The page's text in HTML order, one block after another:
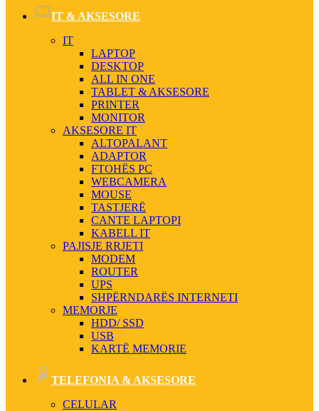
IT & AKSESORE
IT
LAPTOP
DESKTOP
ALL IN ONE
TABLET & AKSESORE
PRINTER
MONITOR
AKSESORE IT
ALTOPALANT
ADAPTOR
FTOHËS PC
WEBCAMERA
MOUSE
TASTJERË
CANTE LAPTOPI
KABELL IT
PAJISJE RRJETI
MODEM
ROUTER
UPS
SHPËRNDARËS INTERNETI
MEMORJE
HDD/ SSD
USB
KARTË MEMORIE
TELEFONIA & AKSESORE
CELULAR